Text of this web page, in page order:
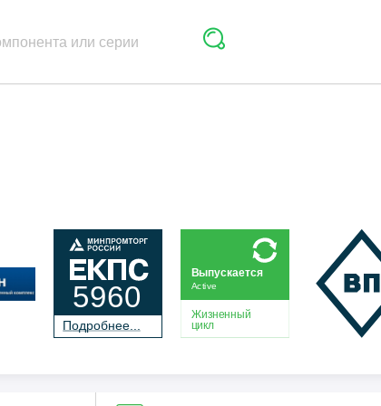
Подробнее...
5960
Жизненный
цикл
Active
Выпускается